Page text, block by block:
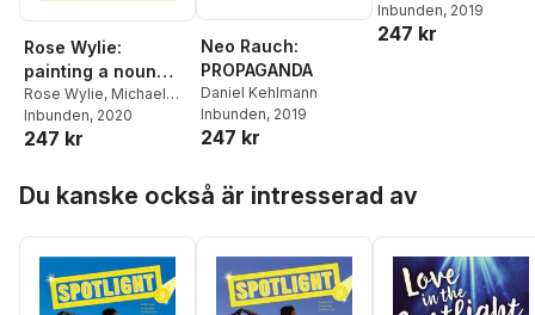
Rose Wylie:
painting a noun…
Rose Wylie, Michael
Glover
Inbunden, 2020
247 kr
Neo Rauch:
PROPAGANDA
Daniel Kehlmann
Inbunden, 2019
247 kr
Inbunden, 2019
247 kr
Du kanske också är intresserad av